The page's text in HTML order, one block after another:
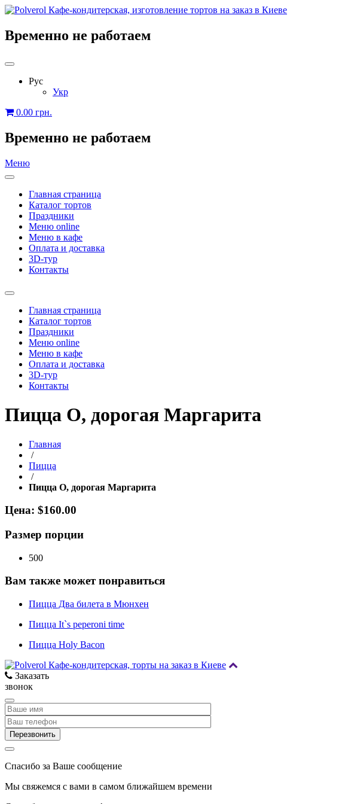
Временно не работаем
Рус
Укр
0.00 грн.
Временно не работаем
Меню
Главная страница
Каталог тортов
Праздники
Меню online
Меню в кафе
Оплата и доставка
3D-тур
Контакты
Главная страница
Каталог тортов
Праздники
Меню online
Меню в кафе
Оплата и доставка
3D-тур
Контакты
Пицца О, дорогая Маргарита
Главная
/
Пицца
/
Пицца О, дорогая Маргарита
Цена: $160.00
Размер порции
500
Вам также может понравиться
Пицца Два билета в Мюнхен
Пицца It`s peperoni time
Пицца Holy Bacon
Заказать
звонок
Спасибо за Ваше сообщение
Мы свяжемся с вами в самом ближайшем времени